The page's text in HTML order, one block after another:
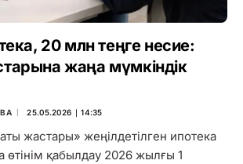
20 млн теңге несие:
жаңа мүмкіндік
25.05.2026 ∣ 14:35
жастары» жеңілдетілген ипотека
өтінім қабылдау 2026 жылғы 1